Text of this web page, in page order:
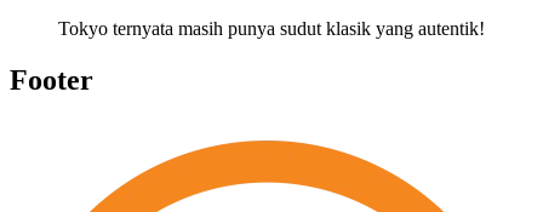
Tokyo ternyata masih punya sudut klasik yang autentik!
Footer